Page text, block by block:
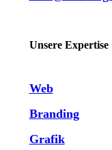
Unsere Expertise
Web
Branding
Grafik